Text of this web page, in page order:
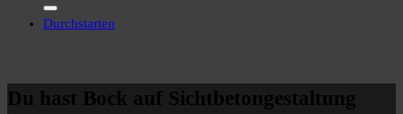
Durchstarten
Du hast Bock auf Sichtbetongestaltung